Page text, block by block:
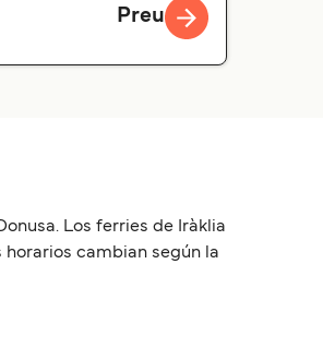
Preu
Los ferries de Iràklia
horarios cambian según la